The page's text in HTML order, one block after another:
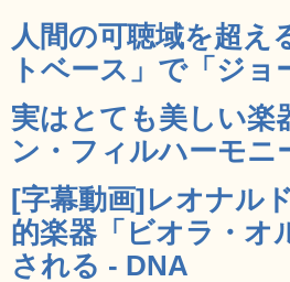
人間の可聴域を超
トベース」で「ジ
実はとても美しい楽
ン・フィルハーモニ
[字幕動画]レオナル
的楽器「ビオラ・オ
される - DNA